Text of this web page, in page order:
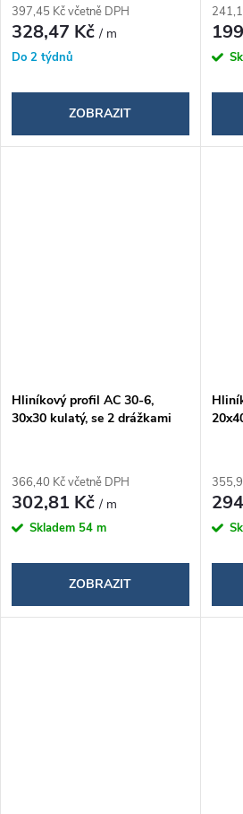
397,45 Kč včetně DPH
328,47 Kč/ m
Do 2 týdnů
ZOBRAZIT
Hliníkový profil AC 30-6,
30x30 kulatý, se 2 drážkami
366,40 Kč včetně DPH
302,81 Kč/ m
Skladem 54 m
ZOBRAZIT